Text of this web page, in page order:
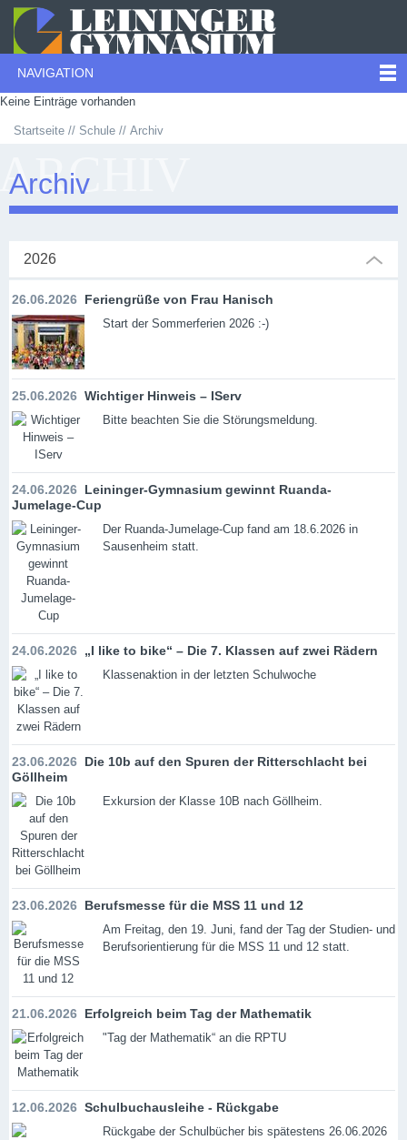
NAVIGATION
Keine Einträge vorhanden
Startseite Schule Archiv
Archiv
2026
26.06.2026 Feriengrüße von Frau Hanisch
Start der Sommerferien 2026 :-)
25.06.2026 Wichtiger Hinweis – IServ
Bitte beachten Sie die Störungsmeldung.
24.06.2026 Leininger-Gymnasium gewinnt Ruanda-
Jumelage-Cup
Der Ruanda-Jumelage-Cup fand am 18.6.2026 in
Sausenheim statt.
24.06.2026 „I like to bike“ – Die 7. Klassen auf zwei Rädern
Klassenaktion in der letzten Schulwoche
23.06.2026 Die 10b auf den Spuren der Ritterschlacht bei
Göllheim
Exkursion der Klasse 10B nach Göllheim.
23.06.2026 Berufsmesse für die MSS 11 und 12
Am Freitag, den 19. Juni, fand der Tag der Studien- und
Berufsorientierung für die MSS 11 und 12 statt.
21.06.2026 Erfolgreich beim Tag der Mathematik
"Tag der Mathematik“ an die RPTU
12.06.2026 Schulbuchausleihe - Rückgabe
Rückgabe der Schulbücher bis spätestens 26.06.2026